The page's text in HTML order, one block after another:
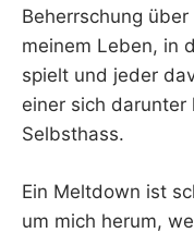
Beherrschung
meinem Leben, in
spielt und jeder
einer sich
Selbsthass.
Ein Meltdown ist
um mich herum,